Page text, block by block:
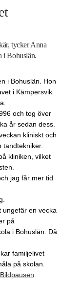
tycker Anna
i Bohuslän.
i Bohuslän. Hon
i Kämpersvik
och tog över
år sedan dess.
kliniskt och
tandtekniker.
kliniken, vilket
jag får mer tid
ungefär en vecka
på
i Bohuslän. Då
familjelivet
på skolan.